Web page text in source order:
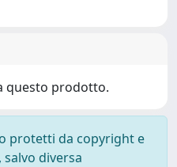
questo prodotto.
protetti da copyright e
diversa